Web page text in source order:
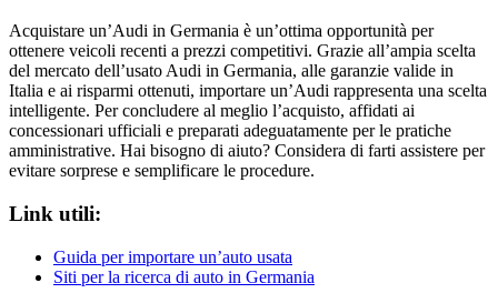
Acquistare un’Audi in Germania è un’ottima opportunità per
ottenere veicoli recenti a prezzi competitivi. Grazie all’ampia scelta
del mercato dell’usato Audi in Germania, alle garanzie valide in
Italia e ai risparmi ottenuti, importare un’Audi rappresenta una scelta
intelligente. Per concludere al meglio l’acquisto, affidati ai
concessionari ufficiali e preparati adeguatamente per le pratiche
amministrative. Hai bisogno di aiuto? Considera di farti assistere per
evitare sorprese e semplificare le procedure.
Link utili:
Guida per importare un’auto usata
Siti per la ricerca di auto in Germania